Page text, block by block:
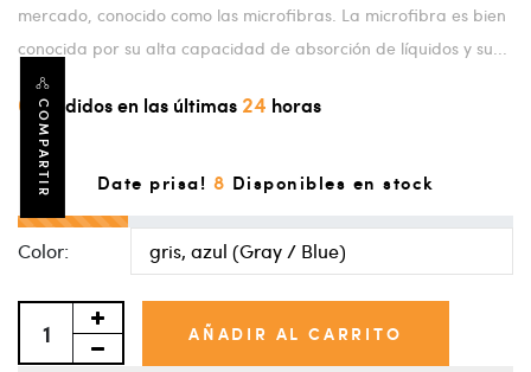
COMPARTIR
mercado, conocido como las microfibras. La microfibra es bien
conocida por su alta capacidad de absorción de líquidos y su...
6 Vendidos en las últimas 24 horas
Date prisa! 8 Disponibles en stock
Color:
AÑADIR AL CARRITO